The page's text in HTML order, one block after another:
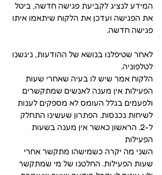
המידע לנציג לקביעת פגישה חדשה, ביטל
את הפגישה ועדכן את הלקוח שיתאמו איתו
פגישה חדשה.
לאחר שטיפלנו בנושא של ההודעות, ניגשנו
לטלפוניה.
הלקוח אמר שיש לו בעיה שאחרי שעות
הפעילות אין מענה לאנשים שמתקשרים
ולפעמים בגלל העומס לא מספקים לענות
לשיחות נכנסות. הפתרון שעשינו התחלק
ל-2. הראשון כאשר אין מענה בשעות
הפעילות
השני מה יקרה כשמישהו מתקשר אחרי
שעות הפעילות. החלטנו של מי שמתקשר